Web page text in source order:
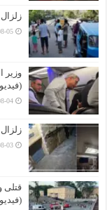
زلزال بقوة 6.3 درجة
05
وزير
04
زلزال بقوة 5.6 درجات
03